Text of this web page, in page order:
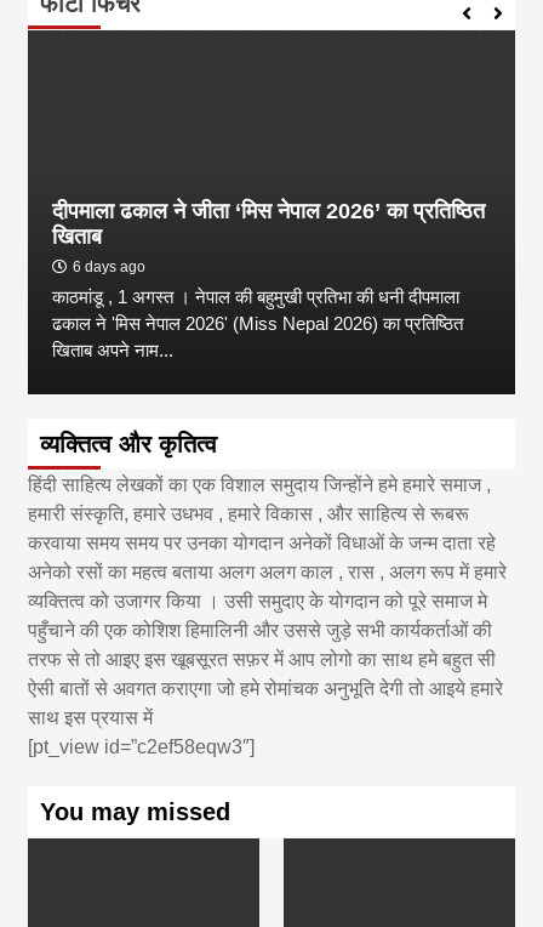
दीपमाला ढकाल ने जीता ‘मिस नेपाल 2026’ का प्रतिष्ठित
खिताब
6 days ago
काठमांडू , 1 अगस्त । नेपाल की बहुमुखी प्रतिभा की धनी दीपमाला
ढकाल ने 'मिस नेपाल 2026' (Miss Nepal 2026) का प्रतिष्ठित
खिताब अपने नाम...
व्यक्तित्व और कृतित्व
हिंदी साहित्य लेखकों का एक विशाल समुदाय जिन्होंने हमे हमारे समाज ,
हमारी संस्कृति, हमारे उधभव , हमारे विकास , और साहित्य से रूबरू
करवाया समय समय पर उनका योगदान अनेकों विधाओं के जन्म दाता रहे
अनेको रसों का महत्व बताया अलग अलग काल , रास , अलग रूप में हमारे
व्यक्तित्व को उजागर किया । उसी समुदाए के योगदान को पूरे समाज मे
पहुँचाने की एक कोशिश हिमालिनी और उससे जुड़े सभी कार्यकर्ताओं की
तरफ से तो आइए इस खूबसूरत सफ़र में आप लोगो का साथ हमे बहुत सी
ऐसी बातों से अवगत कराएगा जो हमे रोमांचक अनुभूति देगी तो आइये हमारे
साथ इस प्रयास में
[pt_view id=”c2ef58eqw3″]
You may missed